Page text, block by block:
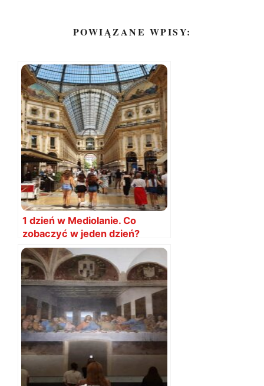
POWIĄZANE WPISY:
1 dzień w Mediolanie. Co
zobaczyć w jeden dzień?
Mediolan, plan